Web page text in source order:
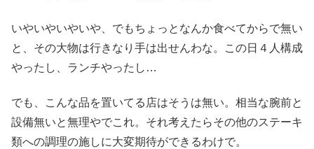
いやいやいやいや、でもちょっとなんか食べてからで無い
と、その大物は行きなり手は出せんわな。この日４人構成
やったし、ランチやったし…
でも、こんな品を置いてる店はそうは無い。相当な腕前と
設備無いと無理やでこれ。それ考えたらその他のステーキ
類への調理の施しに大変期待ができるわけで。